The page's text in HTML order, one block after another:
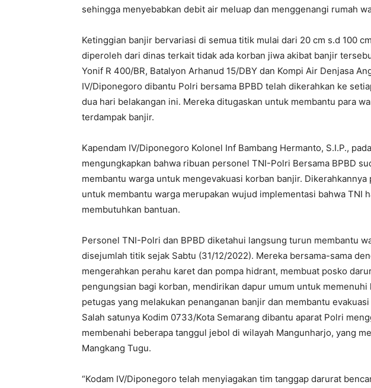
sehingga menyebabkan debit air meluap dan menggenangi rumah
Ketinggian banjir bervariasi di semua titik mulai dari 20 cm s.d 100
diperoleh dari dinas terkait tidak ada korban jiwa akibat banjir
Yonif R 400/BR, Batalyon Arhanud 15/DBY dan Kompi Air Denjasa
IV/Diponegoro dibantu Polri bersama BPBD telah dikerahkan ke
dua hari belakangan ini. Mereka ditugaskan untuk membantu para
terdampak banjir.
Kapendam IV/Diponegoro Kolonel Inf Bambang Hermanto, S.I.P.,
mengungkapkan bahwa ribuan personel TNI-Polri Bersama BPBD
membantu warga untuk mengevakuasi korban banjir.
untuk membantu warga merupakan wujud implementasi bahwa TNI
membutuhkan bantuan.
Personel TNI-Polri dan BPBD diketahui langsung turun membantu
disejumlah titik sejak Sabtu (31/12/2022). Mereka bersama-sama
mengerahkan perahu karet dan pompa hidrant, membuat posko
pengungsian bagi korban, mendirikan dapur umum untuk
petugas yang melakukan penanganan banjir dan membantu
Salah satunya Kodim 0733/Kota Semarang dibantu aparat Polri
membenahi beberapa tanggul jebol di wilayah Mangunharjo, yang
Mangkang Tugu.
“Kodam IV/Diponegoro telah menyiagakan tim tanggap darurat